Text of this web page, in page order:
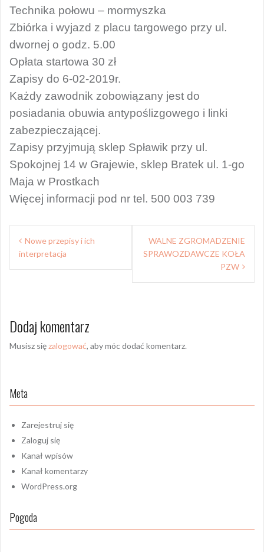
Technika połowu – mormyszka
Zbiórka i wyjazd z placu targowego przy ul.
dwornej o godz. 5.00
Opłata startowa 30 zł
Zapisy do 6-02-2019r.
Każdy zawodnik zobowiązany jest do
posiadania obuwia antypoślizgowego i linki
zabezpieczającej.
Zapisy przyjmują sklep Spławik przy ul.
Spokojnej 14 w Grajewie, sklep Bratek ul. 1-go
Maja w Prostkach
Więcej informacji pod nr tel. 500 003 739
Nawigacja
wpisu
Nowe przepisy i ich
interpretacja
WALNE ZGROMADZENIE
SPRAWOZDAWCZE KOŁA
PZW
Dodaj komentarz
Musisz sięzalogować, aby móc dodać komentarz.
Meta
Zarejestruj się
Zaloguj się
Kanał wpisów
Kanał komentarzy
WordPress.org
Pogoda